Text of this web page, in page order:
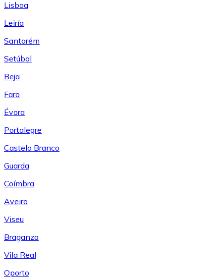
Lisboa
Leiría
Santarém
Setúbal
Beja
Faro
Évora
Portalegre
Castelo Branco
Guarda
Coímbra
Aveiro
Viseu
Braganza
Vila Real
Oporto